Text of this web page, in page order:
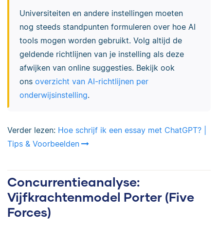
Universiteiten en andere instellingen moeten
nog steeds standpunten formuleren over hoe AI
tools mogen worden gebruikt. Volg altijd de
geldende richtlijnen van je instelling als deze
afwijken van online suggesties. Bekijk ook
ons overzicht van AI-richtlijnen per
onderwijsinstelling.
Verder lezen: Hoe schrijf ik een essay met ChatGPT? |
Tips & Voorbeelden
Concurrentieanalyse:
Vijfkrachtenmodel Porter (Five
Forces)